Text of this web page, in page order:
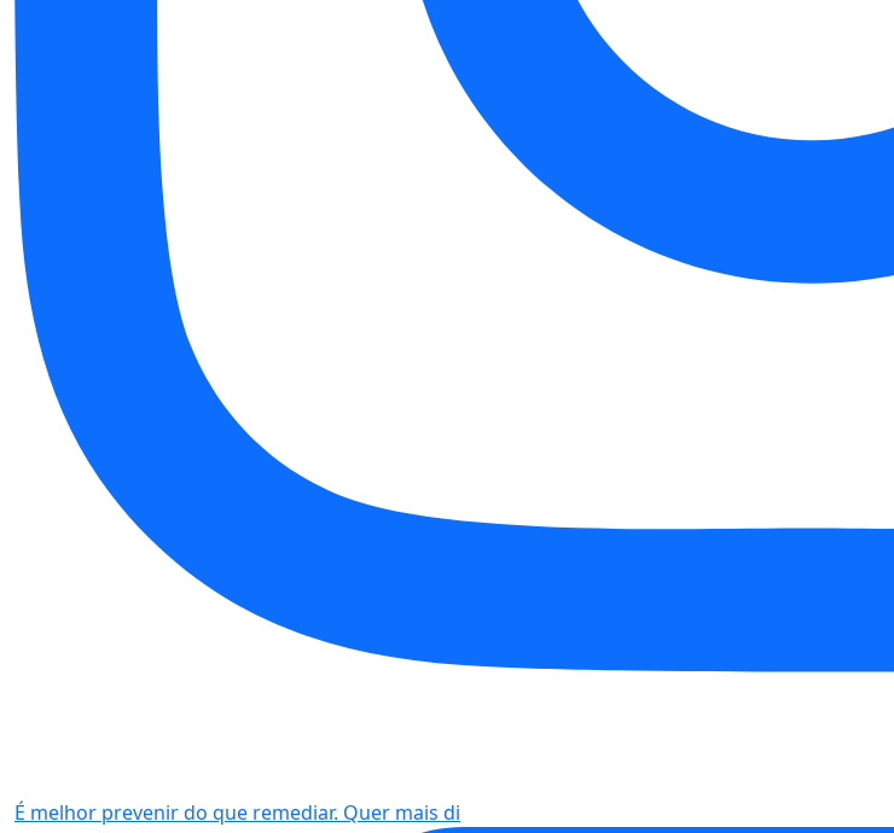
É melhor prevenir do que remediar. Quer mais di